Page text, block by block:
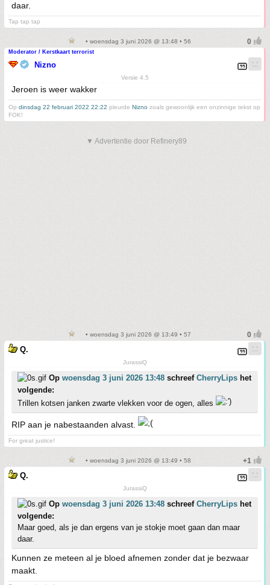
daar.
Tap tap tap
• woensdag 3 juni 2026 @ 13:48 • 56
Moderator / Kerstkaart terrorist
Nizno
Versie 4.5
Jeroen is weer wakker
Op dinsdag 22 februari 2022 22:22 pleurde Nizno zoals gewoonlijk een onzinnige tekst op
FOK!
▼ Advertentie door Refinery89
• woensdag 3 juni 2026 @ 13:49 • 57
Q.
JurassiQ
Op woensdag 3 juni 2026 13:48 schreef CherryLips het
volgende:
Trillen kotsen janken zwarte vlekken voor de ogen, alles
RIP aan je nabestaanden alvast.
For great justice!
• woensdag 3 juni 2026 @ 13:49 • 58
Q.
JurassiQ
Op woensdag 3 juni 2026 13:48 schreef CherryLips het
volgende:
Maar goed, als je dan ergens van je stokje moet gaan dan maar
daar.
Kunnen ze meteen al je bloed afnemen zonder dat je bezwaar
maakt.